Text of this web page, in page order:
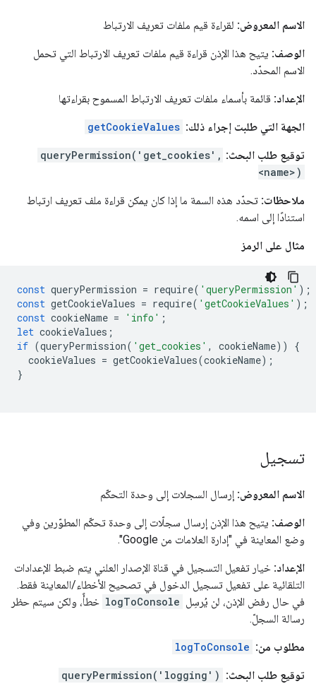
الاسم المعروض: لقراءة قيم ملفات تعريف الارتباط
الوصف: يتيح هذا الإذن قراءة قيم ملفات تعريف الارتباط التي تحمل
الاسم المحدّد.
الإعداد: قائمة بأسماء ملفات تعريف الارتباط المسموح بقراءتها
الجهة التي طلبت إجراء ذلك: getCookieValues
توقيع طلب البحث: queryPermission('get_cookies',
<name>)
ملاحظات: تحدّد هذه السمة ما إذا كان يمكن قراءة ملف تعريف ارتباط
استنادًا إلى اسمه.
مثال على الرمز
const queryPermission = require( 'queryPermission' );
const getCookieValues = require( 'getCookieValues' );
const cookieName = 'info' ;
let cookieValues ;
if (queryPermission( 'get_cookies' , cookieName))
{
cookieValues = getCookieValues(cookieName);
}
تسجيل
الاسم المعروض: إرسال السجلات إلى وحدة التحكّم
الوصف: يتيح هذا الإذن إرسال سجلّات إلى وحدة تحكّم المطوّرين وفي
وضع المعاينة في "إدارة العلامات من Google".
الإعداد: خيار تفعيل التسجيل في قناة الإصدار العلني يتم ضبط الإعدادات
التلقائية على تفعيل تسجيل الدخول في تصحيح الأخطاء/المعاينة فقط.
في حال رفض الإذن، لن يُرسِل logToConsole خطأً، ولكن سيتم حظر
رسالة السجلّ.
مطلوب من: logToConsole
توقيع طلب البحث: queryPermission('logging')